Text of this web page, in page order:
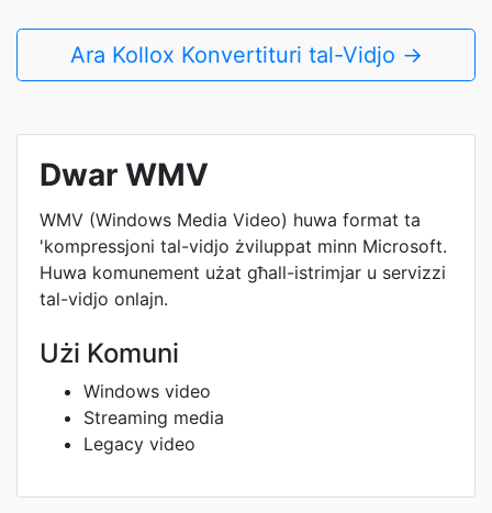
Ara Kollox Konvertituri tal-Vidjo →
Dwar WMV
WMV (Windows Media Video) huwa format ta
'kompressjoni tal-vidjo żviluppat minn Microsoft.
Huwa komunement użat għall-istrimjar u servizzi
tal-vidjo onlajn.
Użi Komuni
Windows video
Streaming media
Legacy video